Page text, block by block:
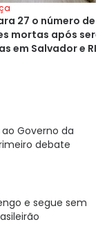
27 o número de
mortas após
em Salvador e
Governo da
debate
e segue sem